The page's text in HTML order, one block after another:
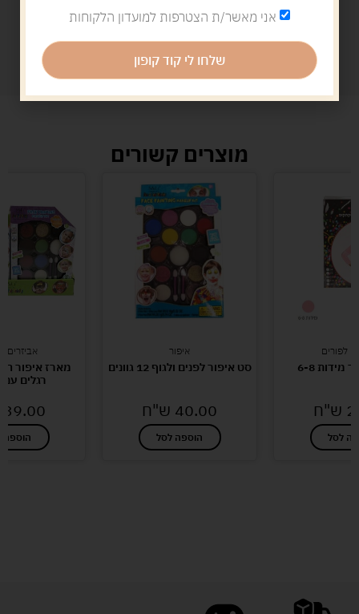
מוצרים קשורים
לפורים
מידות 6-8
ש"ח
לסל
איפור
סט איפור לפנים ולגוף 12 גוונים
40.00 ש"ח
הוספה לסל
אביזרים
רגלים עם
39.00
הוספה
אני מאשר/ת הצטרפות למועדון הלקוחות
שלחו לי קוד קופון